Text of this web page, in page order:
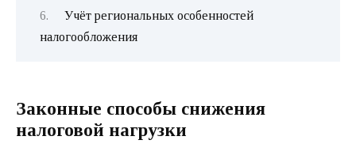
Учёт региональных особенностей
налогообложения
Законные способы снижения
налоговой нагрузки